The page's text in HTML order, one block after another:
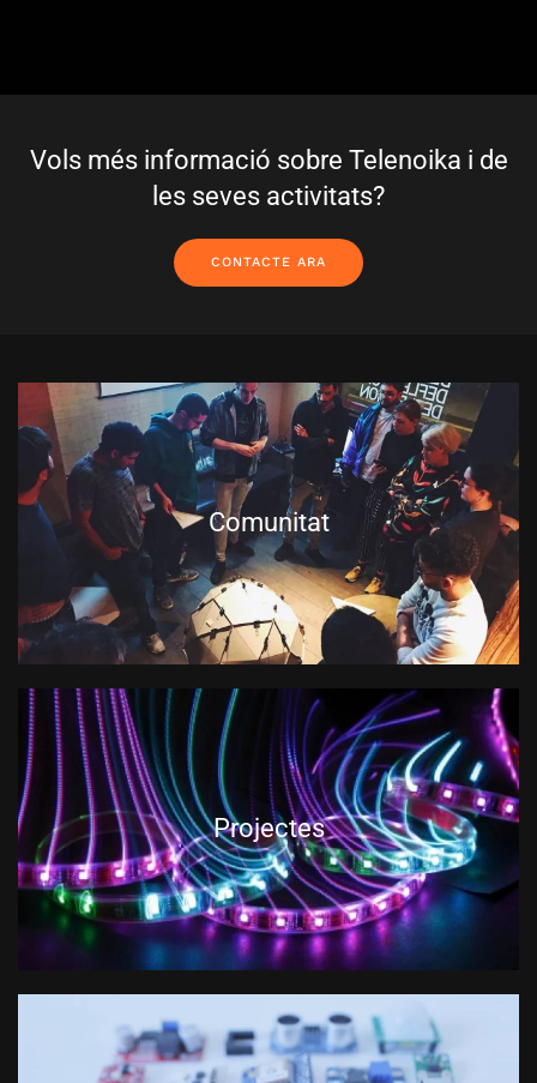
Vols més informació sobre Telenoika i de
les seves activitats?
CONTACTE ARA
Comunitat
Projectes